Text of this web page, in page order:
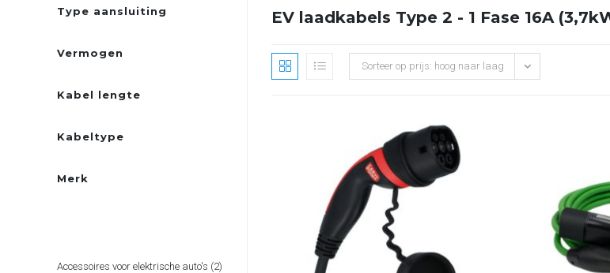
EV laadkabels Type 2 - 1 Fase 16A
Sorteer op prijs: hoog naar laag
Type aansluiting
Vermogen
Kabel lengte
Kabeltype
Merk
Accessoires voor elektrische auto's 22